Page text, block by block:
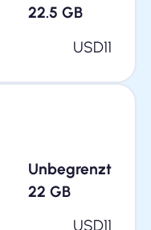
22.5 GB
USD11
Unbegrenzt
22 GB
USD11